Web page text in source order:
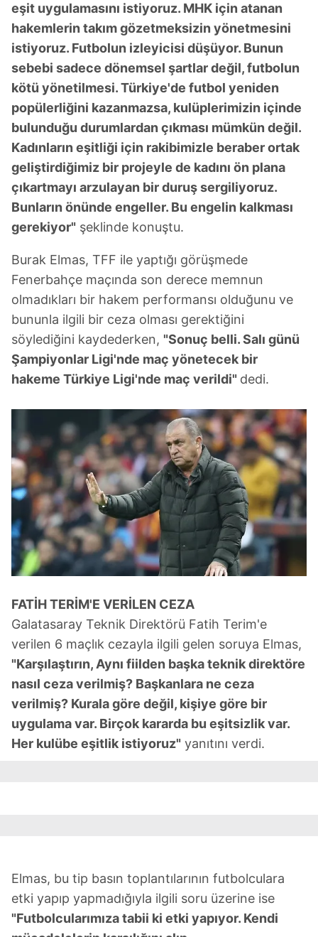
eşit uygulamasını istiyoruz. MHK için atanan
hakemlerin takım gözetmeksizin yönetmesini
istiyoruz. Futbolun izleyicisi düşüyor. Bunun
sebebi sadece dönemsel şartlar değil, futbolun
kötü yönetilmesi. Türkiye'de futbol yeniden
popülerliğini kazanmazsa, kulüplerimizin içinde
bulunduğu durumlardan çıkması mümkün değil.
Kadınların eşitliği için rakibimizle beraber ortak
geliştirdiğimiz bir projeyle de kadını ön plana
çıkartmayı arzulayan bir duruş sergiliyoruz.
Bunların önünde engeller. Bu engelin kalkması
gerekiyor" şeklinde konuştu.
Burak Elmas, TFF ile yaptığı görüşmede
Fenerbahçe maçında son derece memnun
olmadıkları bir hakem performansı olduğunu ve
bununla ilgili bir ceza olması gerektiğini
söylediğini kaydederken, "Sonuç belli. Salı günü
Şampiyonlar Ligi'nde maç yönetecek bir
hakeme Türkiye Ligi'nde maç verildi" dedi.
FATİH TERİM'E VERİLEN CEZA
Galatasaray Teknik Direktörü Fatih Terim'e
verilen 6 maçlık cezayla ilgili gelen soruya Elmas,
"Karşılaştırın, Aynı fiilden başka teknik direktöre
nasıl ceza verilmiş? Başkanlara ne ceza
verilmiş? Kurala göre değil, kişiye göre bir
uygulama var. Birçok kararda bu eşitsizlik var.
Her kulübe eşitlik istiyoruz" yanıtını verdi.
Elmas, bu tip basın toplantılarının futbolculara
etki yapıp yapmadığıyla ilgili soru üzerine ise
"Futbolcularımıza tabii ki etki yapıyor. Kendi